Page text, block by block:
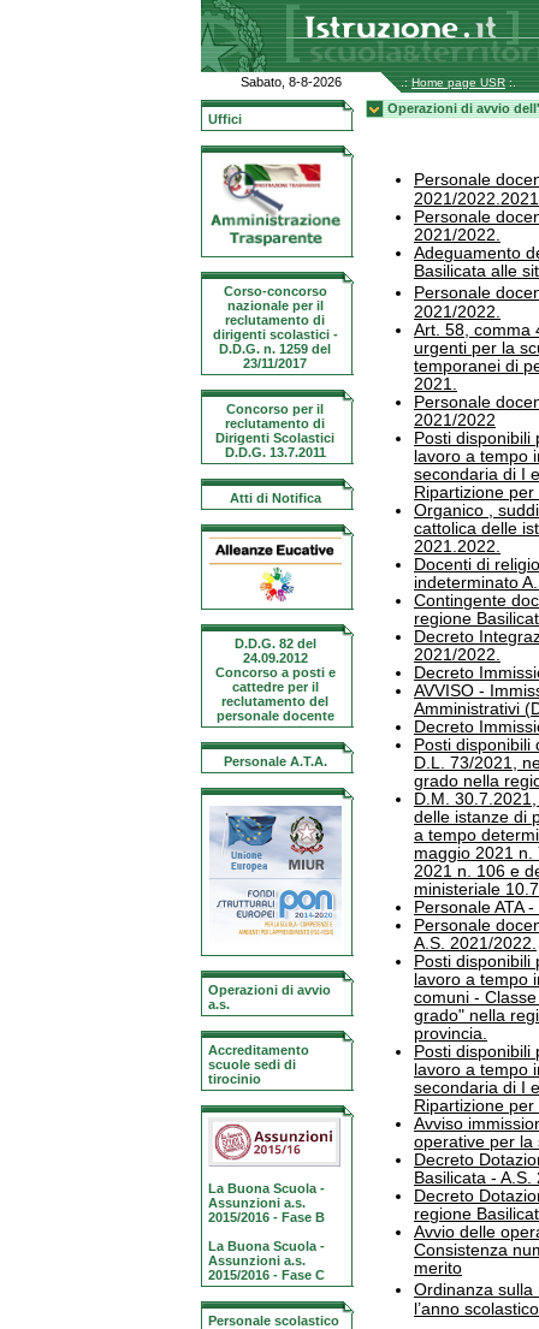
Sabato, 8-8-2026 .: Home page USR :.
Uffici
Corso-concorso
nazionale per il
reclutamento di
dirigenti scolastici -
D.D.G. n. 1259 del
23/11/2017
Concorso per il
reclutamento di
Dirigenti Scolastici
D.D.G. 13.7.2011
Atti di Notifica
D.D.G. 82 del
24.09.2012
Concorso a posti e
cattedre per il
reclutamento del
personale docente
Personale A.T.A.
Operazioni di avvio
a.s.
Accreditamento
scuole sedi di
tirocinio
La Buona Scuola -
Assunzioni a.s.
2015/2016 - Fase B
La Buona Scuola -
Assunzioni a.s.
2015/2016 - Fase C
Personale scolastico
Operazioni di avvio
Personale
2021/
Personale
2021/2022.
Adeguamento
Basilicata alle
Personale
2021/2022.
Art. 58, comma
urgenti per la
temporanei di
2021.
Personale
2021/2022
Posti
lavoro a tempo
secondaria di I
Ripartizione
Organico ,
cattolica delle
2021.2022.
Docenti di
indeterminato
Contingente
regione
Decreto
2021/2022.
Decreto
AVVISO -
Amministrativi
Decreto
Posti
D.L. 73/2021,
grado nella
D.M.
delle istanze di
a tempo
maggio 2021 n.
2021 n. 106 e
ministeriale
Personale ATA
Personale
A.S. 2021/2022.
Posti
lavoro a tempo
comuni -
grado" nella
provincia.
Posti
lavoro a tempo
secondaria di I
Ripartizione
Avviso
operative per la
Decreto
Basilicata -
Decreto
regione
Avvio delle
Consistenza
merito
Ordinanza
l’anno